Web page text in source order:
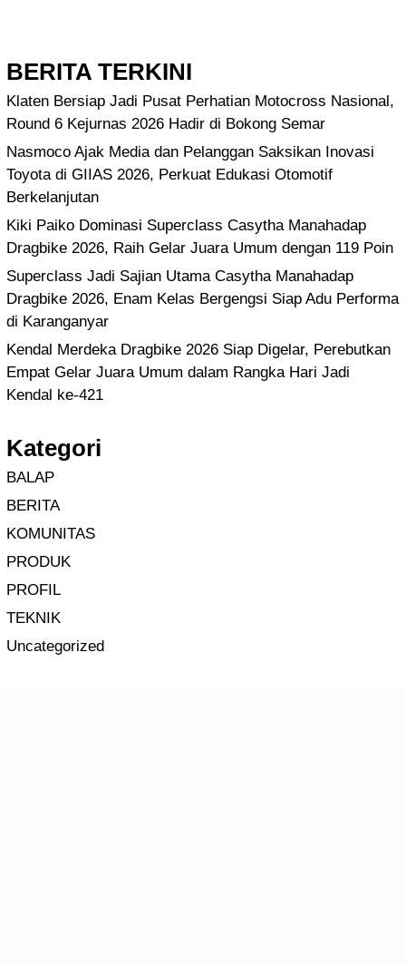
BERITA TERKINI
Klaten Bersiap Jadi Pusat Perhatian Motocross Nasional,
Round 6 Kejurnas 2026 Hadir di Bokong Semar
Nasmoco Ajak Media dan Pelanggan Saksikan Inovasi
Toyota di GIIAS 2026, Perkuat Edukasi Otomotif
Berkelanjutan
Kiki Paiko Dominasi Superclass Casytha Manahadap
Dragbike 2026, Raih Gelar Juara Umum dengan 119 Poin
Superclass Jadi Sajian Utama Casytha Manahadap
Dragbike 2026, Enam Kelas Bergengsi Siap Adu Performa
di Karanganyar
Kendal Merdeka Dragbike 2026 Siap Digelar, Perebutkan
Empat Gelar Juara Umum dalam Rangka Hari Jadi
Kendal ke-421
Kategori
BALAP
BERITA
KOMUNITAS
PRODUK
PROFIL
TEKNIK
Uncategorized